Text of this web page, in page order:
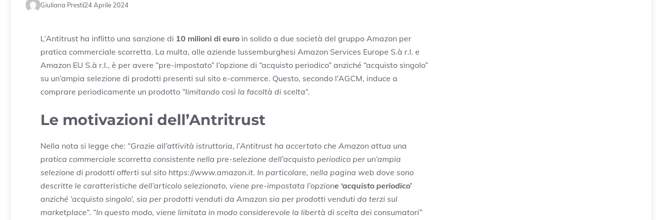
Giuliana Presti24 Aprile 2024
L’Antitrust ha inflitto una sanzione di 10 milioni di euro in solido a due società del gruppo Amazon per
pratica commerciale scorretta. La multa, alle aziende lussemburghesi Amazon Services Europe S.à r.l. e
Amazon EU S.à r.l., è per avere “pre-impostato” l’opzione di “acquisto periodico” anziché “acquisto singolo”
su un’ampia selezione di prodotti presenti sul sito e-commerce. Questo, secondo l’AGCM, induce a
comprare periodicamente un prodotto “limitando così la facoltà di scelta“.
Le motivazioni dell’Antritrust
Nella nota si legge che: “Grazie all’attività istruttoria, l’Antitrust ha accertato che Amazon attua una
pratica commerciale scorretta consistente nella pre-selezione dell’acquisto periodico per un’ampia
selezione di prodotti offerti sul sito https://www.amazon.it. In particolare, nella pagina web dove sono
descritte le caratteristiche dell’articolo selezionato, viene pre-impostata l’opzione ‘acquisto periodico’
anziché ‘acquisto singolo’, sia per prodotti venduti da Amazon sia per prodotti venduti da terzi sul
marketplace“. “In questo modo, viene limitata in modo considerevole la libertà di scelta dei consumatori”